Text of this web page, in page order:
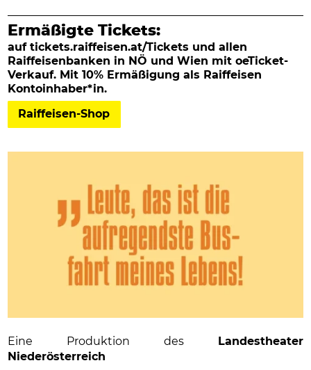
Ermäßigte Tickets:
auf tickets.raiffeisen.at/Tickets und allen
Raiffeisenbanken in NÖ und Wien mit oeTicket-
Verkauf. Mit 10% Ermäßigung als Raiffeisen
Kontoinhaber*in.
Raiffeisen-Shop
Eine Produktion des
Landestheater
Niederösterreich